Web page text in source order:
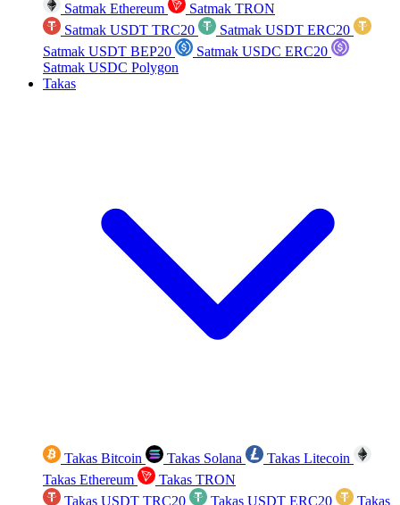
Satmak Ethereum
Satmak TRON
Satmak USDT TRC20
Satmak USDT ERC20
Satmak USDT BEP20
Satmak USDC ERC20
Satmak USDC Polygon
Takas
Takas Bitcoin Takas Solana
Takas Litecoin
Takas Ethereum
Takas TRON
Takas USDT TRC20
Takas USDT ERC20
Takas